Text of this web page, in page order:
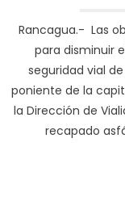
Rancagua.- Las
para disminuir
seguridad vial
poniente de la
la Dirección de
recapado